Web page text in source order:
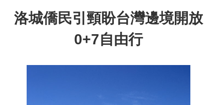
洛城僑民引頸盼台灣邊境開放
0+7自由行